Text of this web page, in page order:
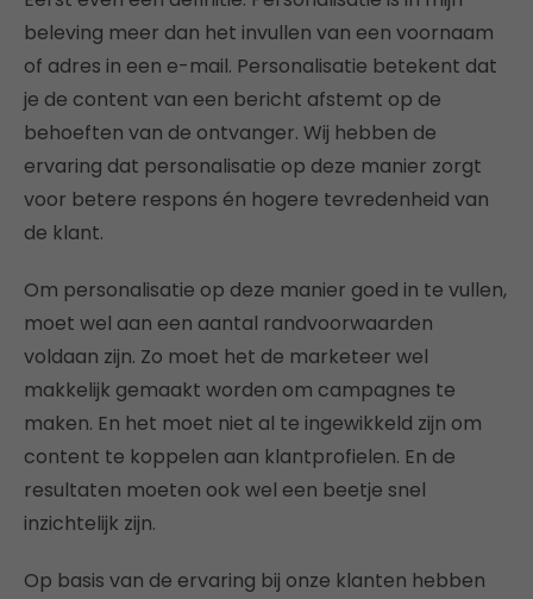
beleving meer dan het invullen van een voornaam
of adres in een e-mail. Personalisatie betekent dat
je de content van een bericht afstemt op de
behoeften van de ontvanger. Wij hebben de
ervaring dat personalisatie op deze manier zorgt
voor betere respons én hogere tevredenheid van
de klant.
Om personalisatie op deze manier goed in te vullen,
moet wel aan een aantal randvoorwaarden
voldaan zijn. Zo moet het de marketeer wel
makkelijk gemaakt worden om campagnes te
maken. En het moet niet al te ingewikkeld zijn om
content te koppelen aan klantprofielen. En de
resultaten moeten ook wel een beetje snel
inzichtelijk zijn.
Op basis van de ervaring bij onze klanten hebben